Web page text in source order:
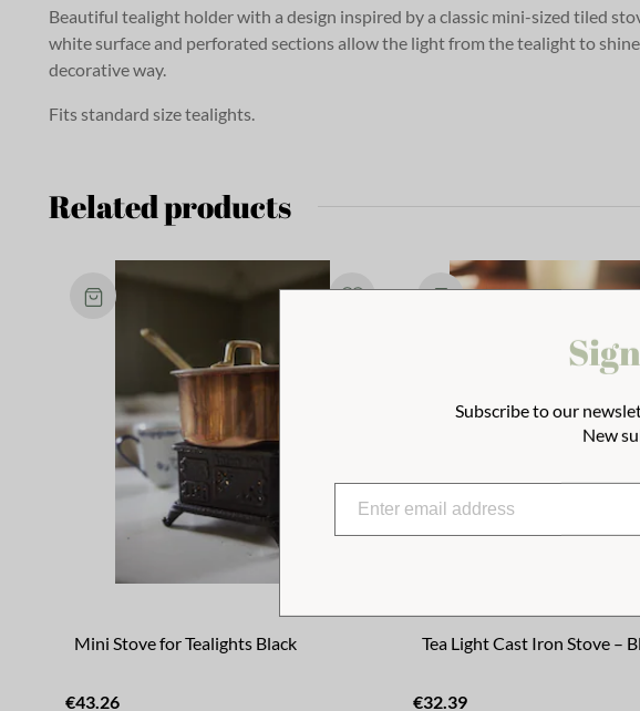
Beautiful tealight holder with a design inspired by a classic mini-sized tiled
white surface and perforated sections allow the light from the tealight to
decorative way.
Fits standard size tealights.
Related products
Mini Stove for Tealights Black
€43.26
Tea Light Cast Iron Stove –
€32.39
Subscribe to our
New